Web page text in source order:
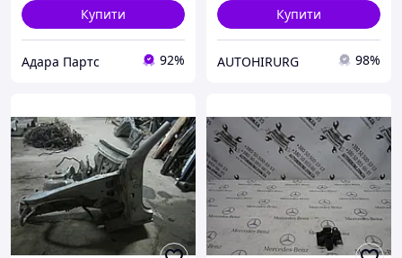
Купити
Адара Партс 92%
Купити
AUTOHIRURG 98%